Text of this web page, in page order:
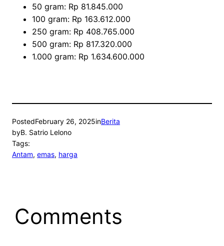
50 gram: Rp 81.845.000
100 gram: Rp 163.612.000
250 gram: Rp 408.765.000
500 gram: Rp 817.320.000
1.000 gram: Rp 1.634.600.000
PostedFebruary 26, 2025inBerita
byB. Satrio Lelono
Tags:
Antam, emas, harga
Comments